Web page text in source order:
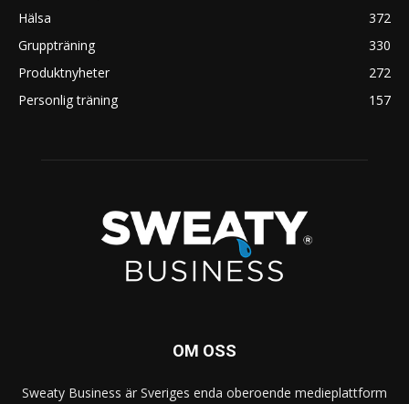
Hälsa
372
Gruppträning
330
Produktnyheter
272
Personlig träning
157
OM OSS
Sweaty Business är Sveriges enda oberoende medieplattform